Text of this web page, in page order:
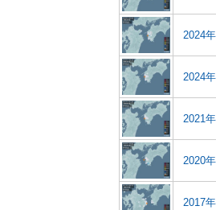
2024
2024
2021
2020
2017